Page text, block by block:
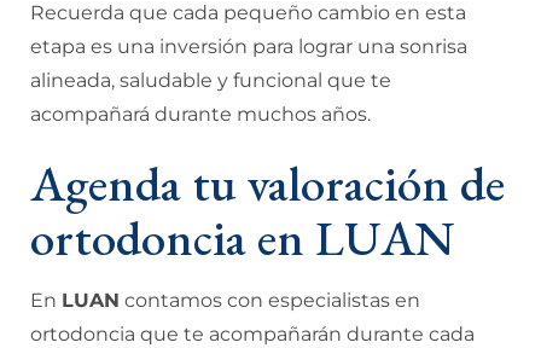
Recuerda que cada pequeño cambio en esta
etapa es una inversión para lograr una sonrisa
alineada, saludable y funcional que te
acompañará durante muchos años.
Agenda tu valoración de
ortodoncia en LUAN
En LUAN contamos con especialistas en
ortodoncia que te acompañarán durante cada